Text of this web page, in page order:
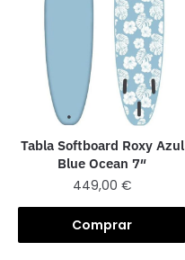
Tabla Softboard Roxy Azul
Blue Ocean 7″
449,00 €
Comprar